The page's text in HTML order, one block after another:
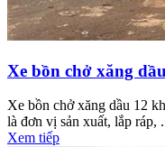
Xe bồn chở xăng
Xe bồn chở xăng dầu 12
là đơn vị sản xuất, lắp ráp,
Xem tiếp